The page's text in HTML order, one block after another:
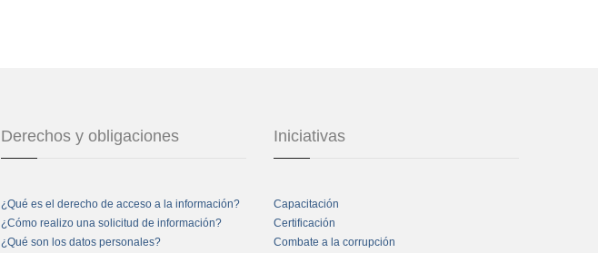
Derechos y obligaciones
¿Qué es el derecho de acceso a la información?
¿Cómo realizo una solicitud de información?
¿Qué son los datos personales?
Iniciativas
Capacitación
Certificación
Combate a la corrupción